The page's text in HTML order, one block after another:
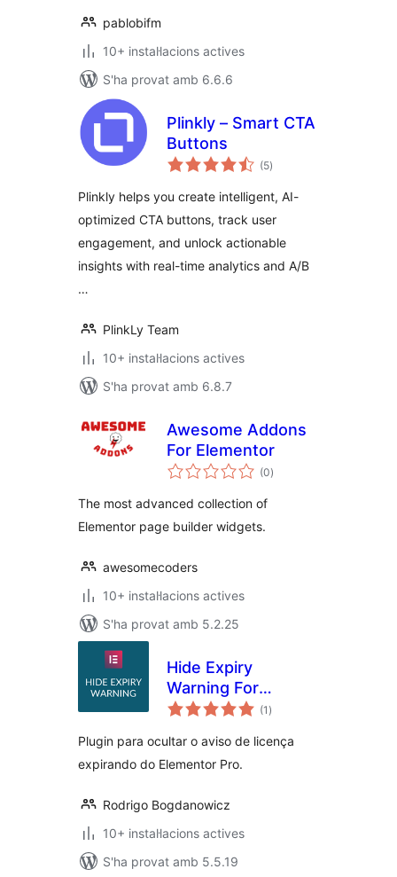
pablobifm
10+ instal·lacions actives
S'ha provat amb 6.6.6
Plinkly – Smart CTA
Buttons
(5puntuacions
totals
)
Plinkly helps you create intelligent, AI-
optimized CTA buttons, track user
engagement, and unlock actionable
insights with real-time analytics and A/B
…
PlinkLy Team
10+ instal·lacions actives
S'ha provat amb 6.8.7
Awesome Addons
For Elementor
(0puntuacions
totals
)
The most advanced collection of
Elementor page builder widgets.
awesomecoders
10+ instal·lacions actives
S'ha provat amb 5.2.25
Hide Expiry
Warning For
Elementor
(1 puntuacions
totals
)
Plugin para ocultar o aviso de licença
expirando do Elementor Pro.
Rodrigo Bogdanowicz
10+ instal·lacions actives
S'ha provat amb 5.5.19